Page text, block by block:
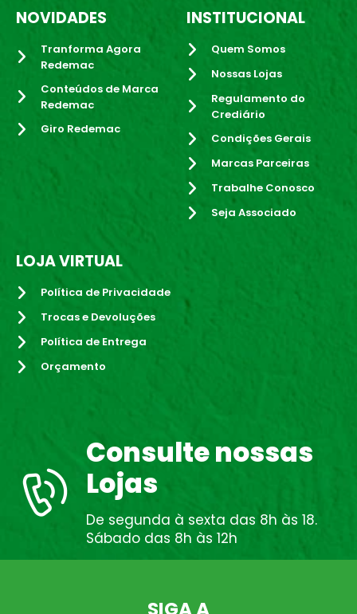
NOVIDADES
Tranforma Agora
Redemac
Conteúdos de Marca
Redemac
Giro Redemac
INSTITUCIONAL
Quem Somos
Nossas Lojas
Regulamento do
Crediário
Condições Gerais
Marcas Parceiras
Trabalhe Conosco
Seja Associado
LOJA VIRTUAL
Política de Privacidade
Trocas e Devoluções
Política de Entrega
Orçamento
Consulte nossas
Lojas
De segunda à sexta das 8h às 18.
Sábado das 8h às 12h
SIGA A